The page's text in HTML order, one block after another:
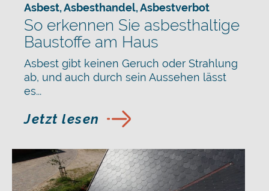
Asbest,Asbesthandel,Asbestverbot
So erkennen Sie asbesthaltige
Baustoffe am Haus
Asbest gibt keinen Geruch oder Strahlung
ab, und auch durch sein Aussehen lässt
es...
Jetzt lesen